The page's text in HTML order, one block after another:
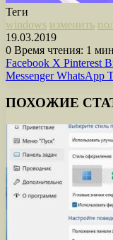
Теги
windows изменить
19.03.2019
0 Время чтения: 1
Facebook X Pinterest
Messenger WhatsApp
ПОХОЖИЕ